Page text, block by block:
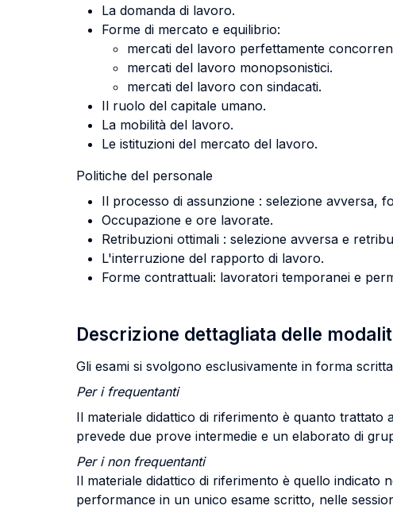
La domanda di lavoro.
Forme di mercato e equilibrio:
mercati del lavoro perfettamente
mercati del lavoro monopsonistici.
mercati del lavoro con sindacati.
Il ruolo del capitale umano.
La mobilità del lavoro.
Le istituzioni del mercato del lavoro.
Politiche del personale
Il processo di assunzione : selezione avversa,
Occupazione e ore lavorate.
Retribuzioni ottimali : selezione avversa e
L'interruzione del rapporto di lavoro.
Forme contrattuali: lavoratori temporanei e
Descrizione dettagliata delle
Gli esami si svolgono esclusivamente in forma
Per i frequentanti
Il materiale didattico di riferimento è quanto trattato
prevede due prove intermedie e un elaborato di
Per i non frequentanti
Il materiale didattico di riferimento è quello indicato
performance in un unico esame scritto, nelle